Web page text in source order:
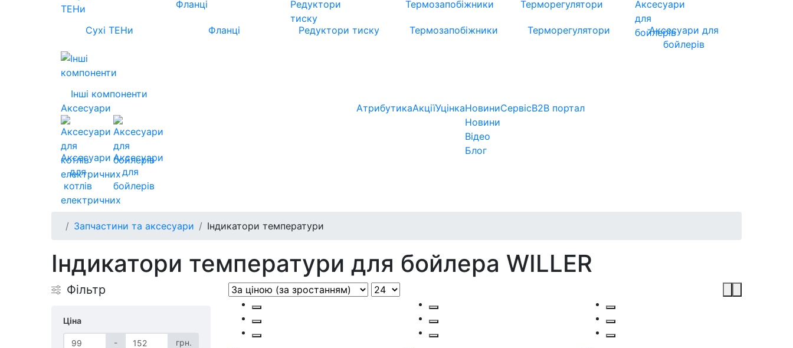
Сухі ТЕНи Фланці Редуктори тиску Термозапобіжники Терморегулятори
Аксесуари для
бойлерів
Інші компоненти
Аксесуари
Аксесуари
для
котлів
електричних
Аксесуари
для
бойлерів
АтрибутикаАкціїУцінкаНовини
Новини
Відео
Блог
СервісB2B портал
Запчастини та аксесуари Індикатори температури
Індикатори температури для бойлера WILLER
Фільтр
Ціна
- грн.